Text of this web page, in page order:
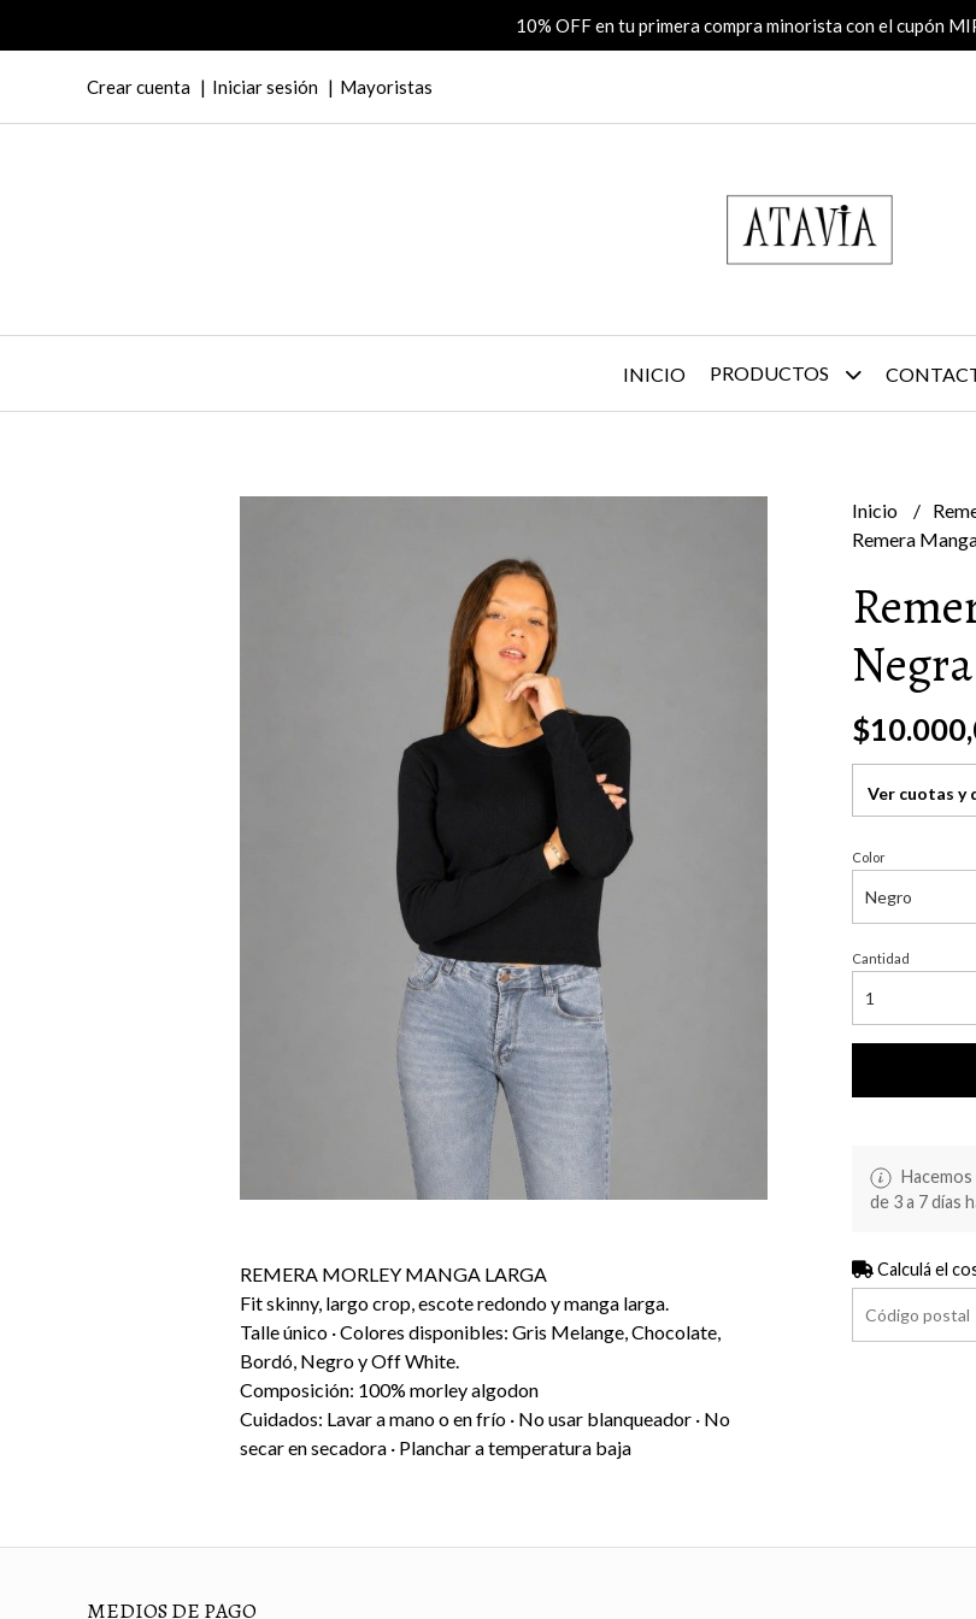
10% OFF en tu primera compra minorista con el cupón
Crear cuenta Iniciar sesión Mayoristas
INICIO PRODUCTOS
REMERA MORLEY MANGA LARGA
Fit skinny, largo crop, escote redondo y manga larga.
Talle único · Colores disponibles: Gris Melange, Chocolate,
Bordó, Negro y Off White.
Composición: 100% morley algodon
Cuidados: Lavar a mano o en frío · No usar blanqueador · No
secar en secadora · Planchar a temperatura baja
Inicio
Remera
Negra
Ver cuotas y
Color
Cantidad
de 3 a 7 días
Calculá el
MEDIOS DE PAGO